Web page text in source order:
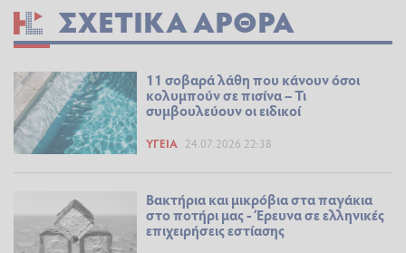
ΣΧΕΤΙΚΆ ΆΡΘΡΑ
11 σοβαρά λάθη που κάνουν όσοι
κολυμπούν σε πισίνα – Τι
συμβουλεύουν οι ειδικοί
ΥΓΕΊΑ 24.07.2026 22:38
Βακτήρια και μικρόβια στα παγάκια
στο ποτήρι μας - Έρευνα σε ελληνικές
επιχειρήσεις εστίασης